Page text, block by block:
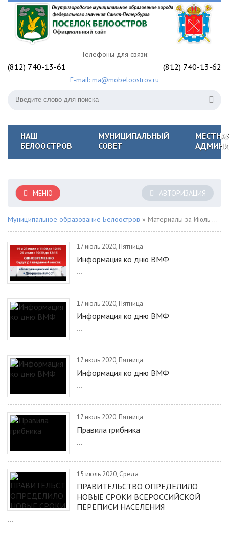
Телефоны для связи:
(812) 740-13-61 (812) 740-13-62
E-mail: ma@mobeloostrov.ru
НАШ
БЕЛООСТРОВ
МУНИЦИПАЛЬНЫЙ
СОВЕТ
АВТОРИЗАЦИЯ
МЕНЮ
Муниципальное образование Белоостров » Материалы за Июль 2020 года » Страница 4
17 июль 2020, Пятница
Информация ко дню ВМФ
...
17 июль 2020, Пятница
Информация ко дню ВМФ
...
17 июль 2020, Пятница
Информация ко дню ВМФ
...
17 июль 2020, Пятница
Правила грибника
...
15 июль 2020, Среда
ПРАВИТЕЛЬСТВО ОПРЕДЕЛИЛО
НОВЫЕ СРОКИ ВСЕРОССИЙСКОЙ
ПЕРЕПИСИ НАСЕЛЕНИЯ
...